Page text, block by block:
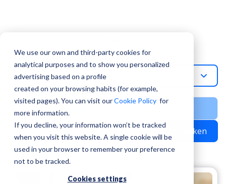
We use our own and third-party cookies for
analytical purposes and to show you personalized
advertising based on a profile
created on your browsing habits (for example,
visited pages). You can visit ourCookie Policy for
more information.
If you decline, your information won’t be tracked
when you visit this website. A single cookie will be
used in your browser to remember your preference
not to be tracked.
Cookies settings
Career Path
Career-Path
Zoeken